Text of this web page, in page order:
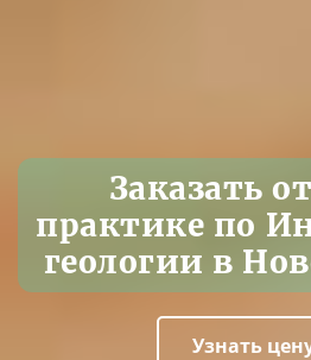
Заказать
практике по
геологии в
Узнать